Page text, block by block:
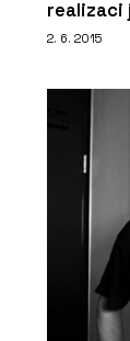
realizaci
2. 6. 2015